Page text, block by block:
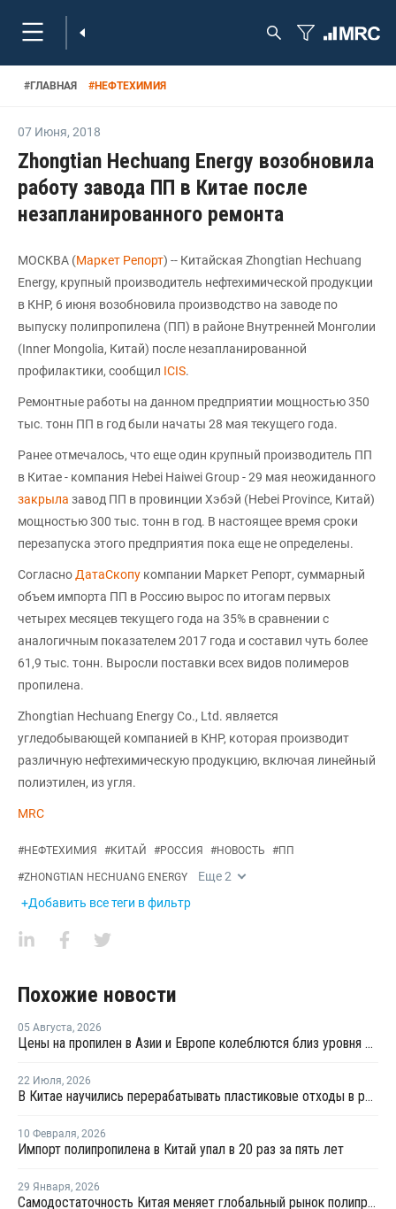
#ГЛАВНАЯ #НЕФТЕХИМИЯ
07 Июня, 2018
Zhongtian Hechuang Energy возобновила
работу завода ПП в Китае после
незапланированного ремонта
МОСКВА (Маркет Репорт) -- Китайская Zhongtian Hechuang
Energy, крупный производитель нефтехимической продукции
в КНР, 6 июня возобновила производство на заводе по
выпуску полипропилена (ПП) в районе Внутренней Монголии
(Inner Mongolia, Китай) после незапланированной
профилактики, сообщил ICIS.
Ремонтные работы на данном предприятии мощностью 350
тыс. тонн ПП в год были начаты 28 мая текущего года.
Ранее отмечалось, что еще один крупный производитель ПП
в Китае - компания Hebei Haiwei Group - 29 мая неожиданного
закрыла завод ПП в провинции Хэбэй (Hebei Province, Китай)
мощностью 300 тыс. тонн в год. В настоящее время сроки
перезапуска этого предприятия пока еще не определены.
Согласно ДатаСкопу компании Маркет Репорт, суммарный
объем импорта ПП в Россию вырос по итогам первых
четырех месяцев текущего года на 35% в сравнении с
аналогичным показателем 2017 года и составил чуть более
61,9 тыс. тонн. Выросли поставки всех видов полимеров
пропилена.
Zhongtian Hechuang Energy Co., Ltd. является
угледобывающей компанией в КНР, которая производит
различную нефтехимическую продукцию, включая линейный
полиэтилен, из угля.
MRC
#НЕФТЕХИМИЯ #КИТАЙ #РОССИЯ #НОВОСТЬ #ПП
#ZHONGTIAN HECHUANG ENERGY Еще2
+Добавить все теги в фильтр
Похожие новости
05 Августа, 2026
Цены на пропилен в Азии и Европе колеблются близ уровня в USD1000
22 Июля, 2026
В Китае научились перерабатывать пластиковые отходы в реактивное топливо с эффективностью 82%
10 Февраля, 2026
Импорт полипропилена в Китай упал в 20 раз за пять лет
29 Января, 2026
Самодостаточность Китая меняет глобальный рынок полипропилена